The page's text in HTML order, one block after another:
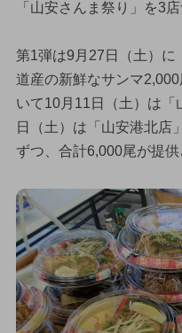
「山安さんま祭り」を3
第1弾は9月27日（土）に
道産の新鮮なサンマ
いて10月11日（土）は「
日（土）は「山安港北店
ずつ、合計6,000尾が提供